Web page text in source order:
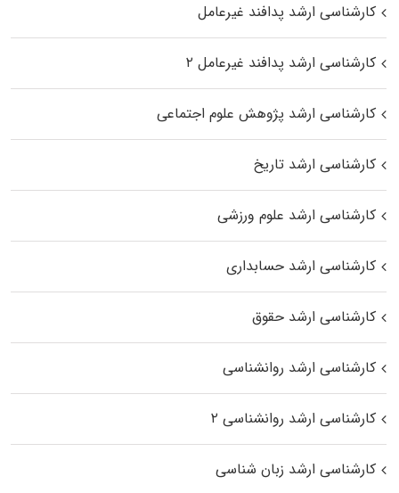
کارشناسی ارشد پدافند غیرعامل
کارشناسی ارشد پدافند غیرعامل ۲
کارشناسی ارشد پژوهش علوم اجتماعی
کارشناسی ارشد تاریخ
کارشناسی ارشد علوم ورزشی
کارشناسی ارشد حسابداری
کارشناسی ارشد حقوق
کارشناسی ارشد روانشناسی
کارشناسی ارشد روانشناسی ۲
کارشناسی ارشد زبان شناسی